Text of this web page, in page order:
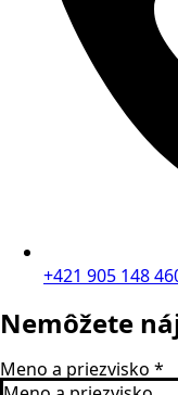
+421 905 148
Nemôžete
Meno a priezvisko *